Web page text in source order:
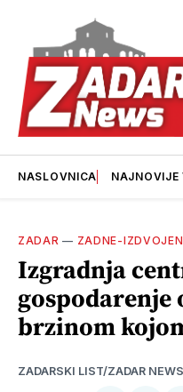
NASLOVNICA NAJNOVIJE
ZADAR — ZADNE-
Izgradnja
gospodarenje
brzinom
ZADARSKI LIST/ZADAR NEWS